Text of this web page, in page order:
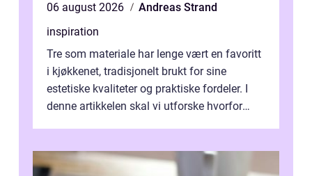
06 august 2026
Andreas Strand
inspiration
Tre som materiale har lenge vært en favoritt
i kjøkkenet, tradisjonelt brukt for sine
estetiske kvaliteter og praktiske fordeler. I
denne artikkelen skal vi utforske hvorfor